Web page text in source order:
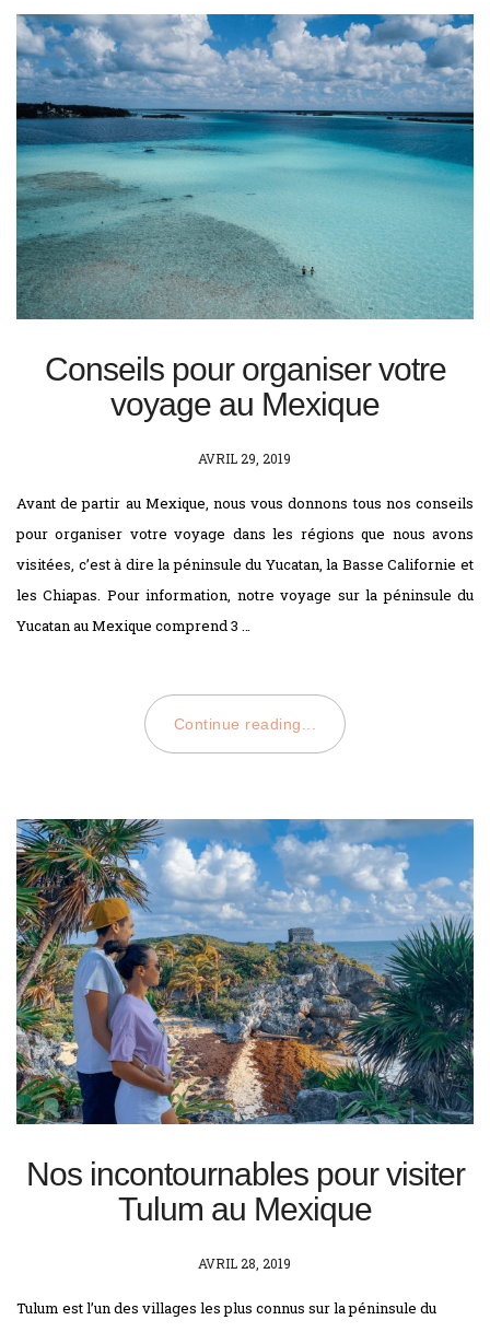
Conseils pour organiser votre
voyage au Mexique
POSTED
AVRIL 29, 2019
Avant de partir au Mexique, nous vous donnons tous nos conseils
pour organiser votre voyage dans les régions que nous avons
visitées, c’est à dire la péninsule du Yucatan, la Basse Californie et
les Chiapas. Pour information, notre voyage sur la péninsule du
Yucatan au Mexique comprend 3 …
Continue reading...
Nos incontournables pour visiter
Tulum au Mexique
POSTED
AVRIL 28, 2019
Tulum est l’un des villages les plus connus sur la péninsule du